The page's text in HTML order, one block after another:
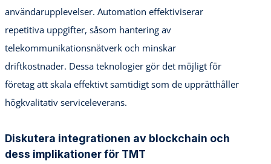
användarupplevelser. Automation effektiviserar
repetitiva uppgifter, såsom hantering av
telekommunikationsnätverk och minskar
driftkostnader. Dessa teknologier gör det möjligt för
företag att skala effektivt samtidigt som de upprätthåller
högkvalitativ serviceleverans.
Diskutera integrationen av blockchain och
dess implikationer för TMT